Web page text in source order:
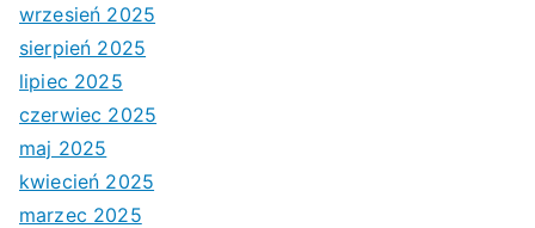
wrzesień 2025
sierpień 2025
lipiec 2025
czerwiec 2025
maj 2025
kwiecień 2025
marzec 2025